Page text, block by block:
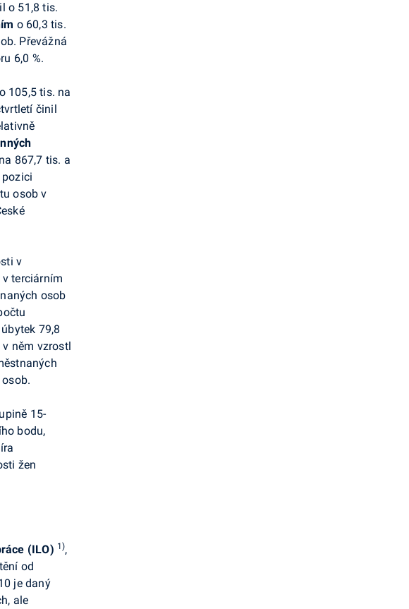
o 51,8 tis.
o 60,3 tis.
Převážná
6,0 %.
105,5 tis. na
činil
867,7 tis. a
osob v
v
terciárním
osob
79,8
v něm vzrostl
15-
bodu,
žen
(ILO) 1),
od
je daný
ale